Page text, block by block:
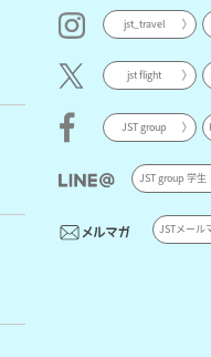
jst_travel
jst flight
JST group
JST group 学生
JSTメール